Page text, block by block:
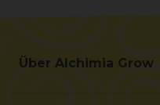
Über Alchimia Grow